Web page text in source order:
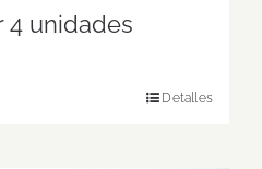
4 unidades
Detalles